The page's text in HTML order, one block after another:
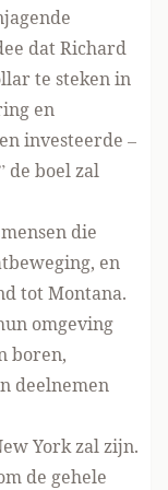
datRichard
te steken in
en
investeerde –
de boel zal
die
en
tot Montana.
omgeving
boren,
deelnemen
Yorkzal zijn.
de gehele